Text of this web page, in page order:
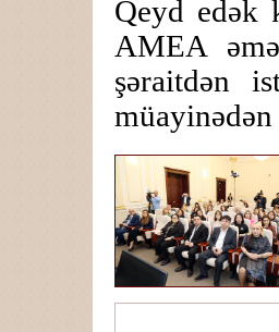
Qeyd edək
AMEA
şəraitdən
müayinədən